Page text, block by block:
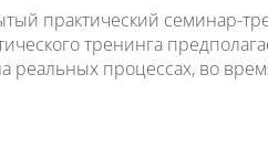
практический семинар-
тренинга
реальных процессах, во